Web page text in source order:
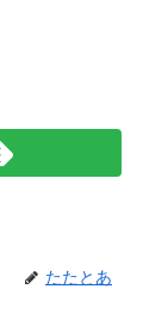
たたとあ